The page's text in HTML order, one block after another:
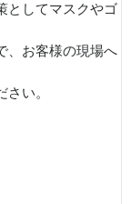
としてマスクやゴ
、お客様の現場へ
い。